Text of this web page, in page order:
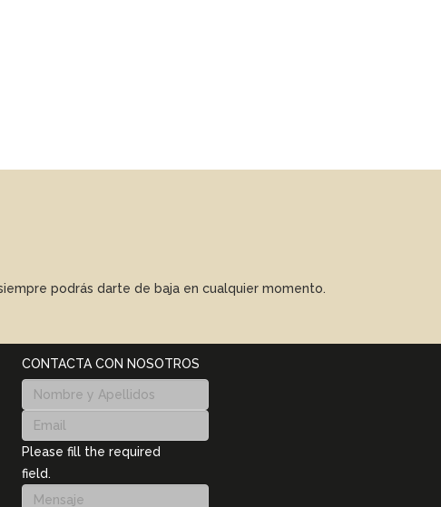
podrás darte de baja en cualquier momento.
CONTACTA CON NOSOTROS
Please fill the required
field.